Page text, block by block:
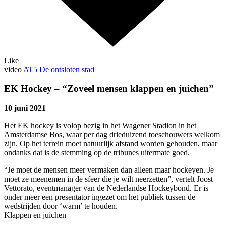
Like
video AT5 De ontsloten stad
EK Hockey – “Zoveel mensen klappen en juichen”
10 juni 2021
Het EK hockey is volop bezig in het Wagener Stadion in het
Amsterdamse Bos, waar per dag drieduizend toeschouwers welkom
zijn. Op het terrein moet natuurlijk afstand worden gehouden, maar
ondanks dat is de stemming op de tribunes uitermate goed.
“Je moet de mensen meer vermaken dan alleen maar hockeyen. Je
moet ze meenemen in de sfeer die je wilt neerzetten”, vertelt Joost
Vettorato, eventmanager van de Nederlandse Hockeybond. Er is
onder meer een presentator ingezet om het publiek tussen de
wedstrijden door ‘warm’ te houden.
Klappen en juichen